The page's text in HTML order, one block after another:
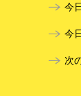
今
今
次